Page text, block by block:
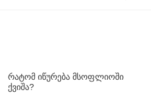
რატომ იწურება მსოფლიოში
ქვიშა?